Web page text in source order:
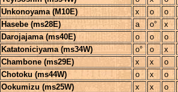
Unkonoyama (M10E) x o
o
Hasebe (ms28E) a o°
x
Darojajama (ms40E) o o
o
Katatoniciyama (ms34W) o° o
x
Chambone (ms29E) x x
o
Chotoku (ms44W) o x
o
Ookumizu (ms25W) x x
o